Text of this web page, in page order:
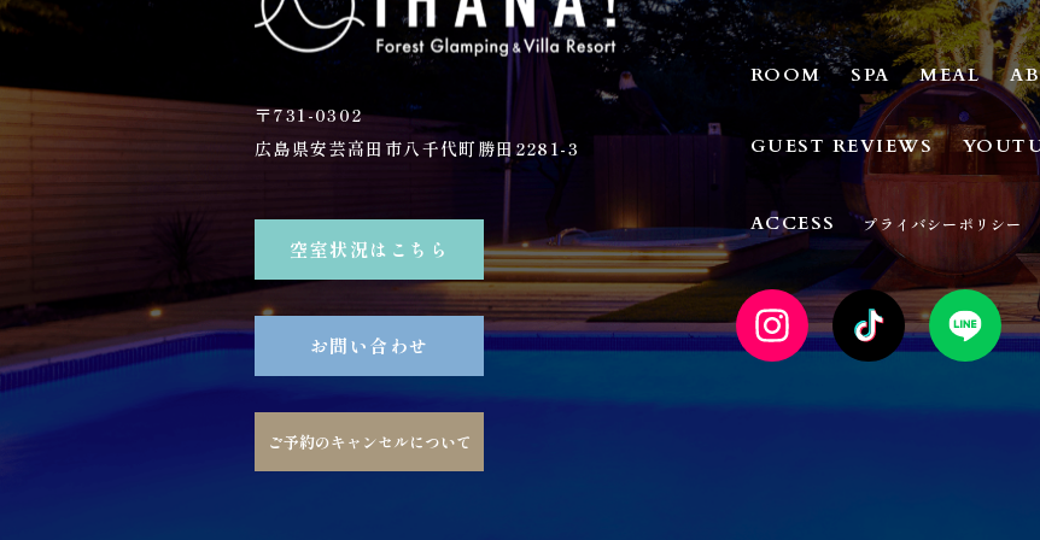
〒731-0302
広島県安芸高田市八千代町勝田2281-3
空室状況はこちら
お問い合わせ
ご予約のキャンセルについて
ROOM SPA MEAL
GUEST REVIEWS
ACCESS プライバシーポリシー